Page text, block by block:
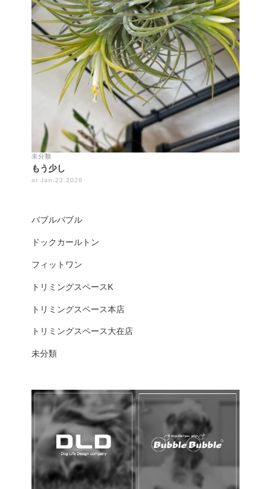
バブルバブル
ドックカールトン
フィットワン
トリミングスペースK
トリミングスペース本店
トリミングスペース大在店
未分類
未分類
もう少し
at Jan.23.2026